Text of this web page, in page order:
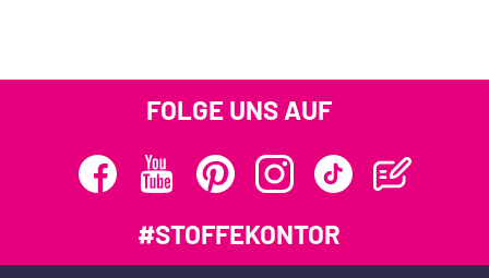
FOLGE UNS AUF
#STOFFEKONTOR